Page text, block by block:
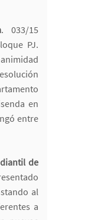
. 033/15
PJ.
en
entre
de
al
a